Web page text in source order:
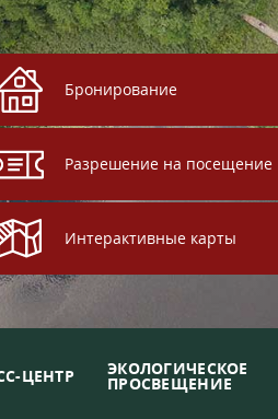
Бронирование
Разрешение на посещение
Интерактивные карты
ЦЕНТР ЭКОЛОГИЧЕСКОЕ
ПРОСВЕЩЕНИЕ